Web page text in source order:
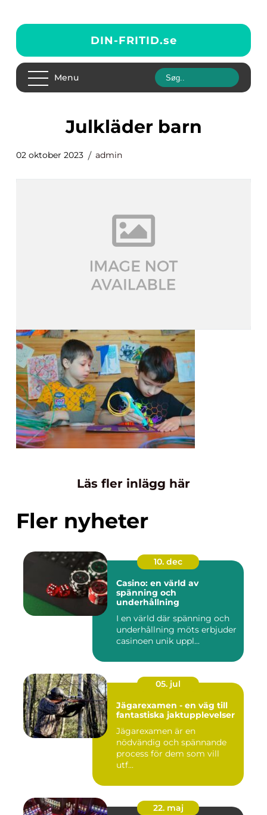
DIN-FRITID.se
Menu
julkläder barn
02 oktober 2023 admin
Läs fler inlägg här
Fler nyheter
10. dec
Casino: en värld av
spänning och
underhållning
I en värld där spänning och
underhållning möts erbjuder
casinoen unik uppl...
05. jul
Jägarexamen - en väg till
fantastiska jaktupplevelser
Jägarexamen är en
nödvändig och spännande
process för dem som vill
utf...
22. maj